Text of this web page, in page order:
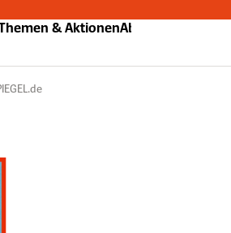
& AktionenAbo